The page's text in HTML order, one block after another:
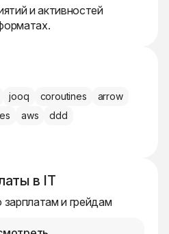
и активностей
jooq coroutines
arrow
aws
ddd
в IT
и грейдам